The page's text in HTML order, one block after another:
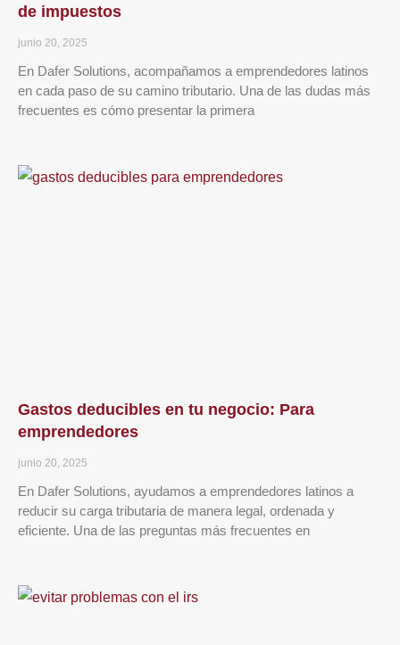
de impuestos
junio 20, 2025
En Dafer Solutions, acompañamos a emprendedores latinos
en cada paso de su camino tributario. Una de las dudas más
frecuentes es cómo presentar la primera
Gastos deducibles en tu negocio: Para
emprendedores
junio 20, 2025
En Dafer Solutions, ayudamos a emprendedores latinos a
reducir su carga tributaria de manera legal, ordenada y
eficiente. Una de las preguntas más frecuentes en